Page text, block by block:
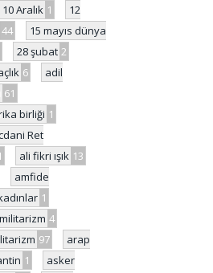
10 Aralık 1
12
44
15 mayıs dünya
28 şubat 2
6
adil
61
birliği 1
Ret
ali fikri ışık 13
amfide
1
4
97
arap
1
asker